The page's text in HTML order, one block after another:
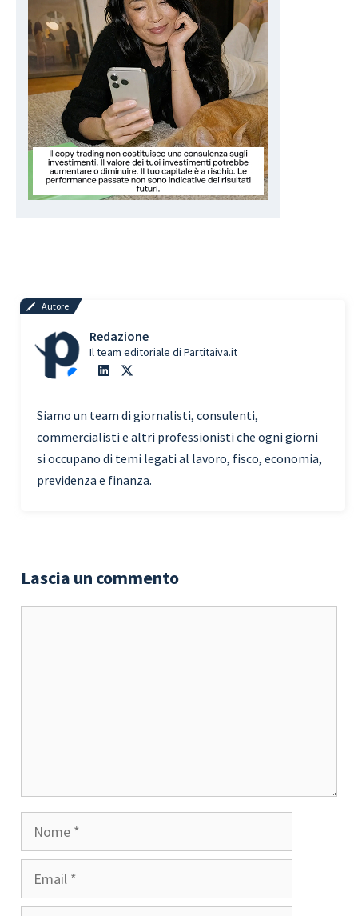
Autore
Redazione
Il team editoriale di Partitaiva.it
Siamo un team di giornalisti, consulenti,
commercialisti e altri professionisti che ogni giorni
si occupano di temi legati al lavoro, fisco, economia,
previdenza e finanza.
Lascia un commento